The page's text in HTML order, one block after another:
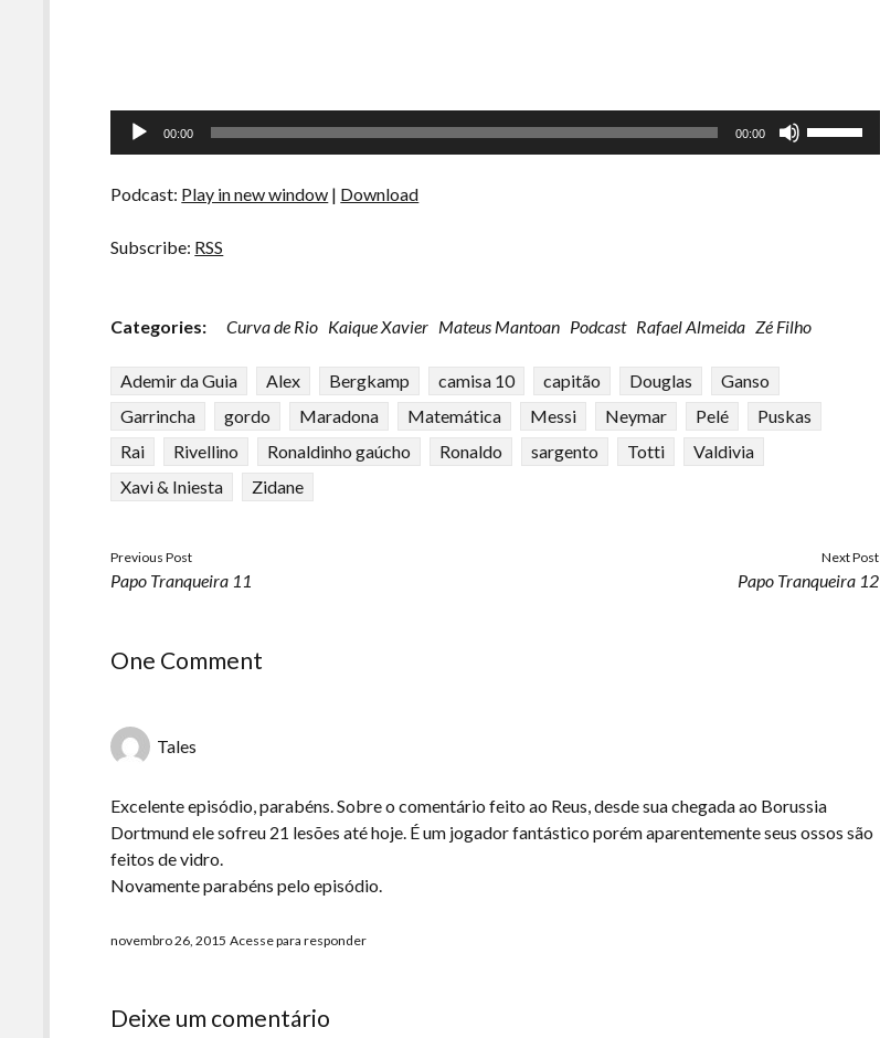
Tocador
00:00 00:00
para
diminuir
Podcast: Play in new window | Download
Subscribe: RSS
Categories: Curva de Rio Kaique Xavier Mateus Mantoan Podcast Rafael Almeida Zé Filho
Ademir da Guia Alex Bergkamp camisa 10 capitão Douglas
Ganso
Garrincha
gordo Maradona Matemática Messi Neymar Pelé
Puskas
Rai
Rivellino Ronaldinho gaúcho Ronaldo sargento Totti
Valdivia
Xavi & Iniesta
Zidane
Previous Post
Papo Tranqueira 11
Next Post
Papo Tranqueira 12
One Comment
Tales
Excelente episódio, parabéns. Sobre o comentário feito ao Reus, desde sua chegada ao Borussia
Dortmund ele sofreu 21 lesões até hoje. É um jogador fantástico porém aparentemente seus ossos são
feitos de vidro.
Novamente parabéns pelo episódio.
novembro 26, 2015 Acesse para responder
Deixe um comentário